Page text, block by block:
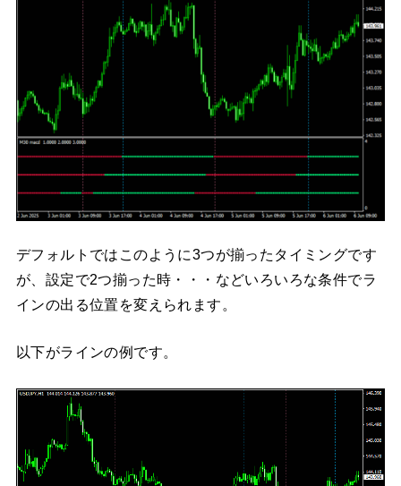
デフォルトではこのように3つが揃ったタイミングです
が、設定で2つ揃った時・・・などいろいろな条件でラ
インの出る位置を変えられます。
以下がラインの例です。